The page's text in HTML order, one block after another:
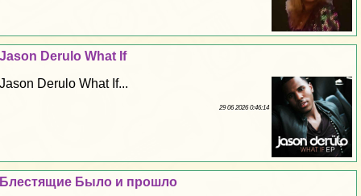
Jason Derulo What If
Jason Derulo What If...
29 06 2026 0:46:14
Блестящие Было и прошло